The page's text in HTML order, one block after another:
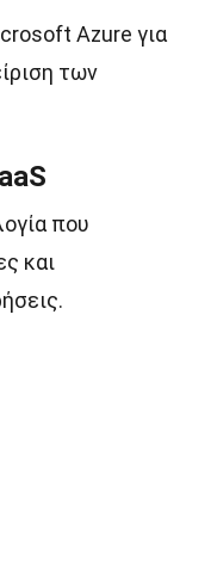
Azure για
των
που
και